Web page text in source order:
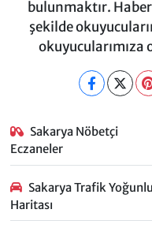
bulunmaktır.
şekilde
okuyucularımıza
Sakarya Nöbetçi
Eczaneler
Sakarya Trafik
Haritası